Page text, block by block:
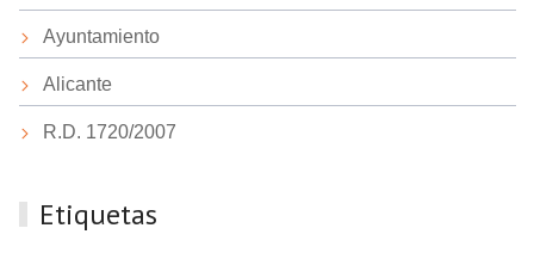
Ayuntamiento
Alicante
R.D. 1720/2007
Etiquetas